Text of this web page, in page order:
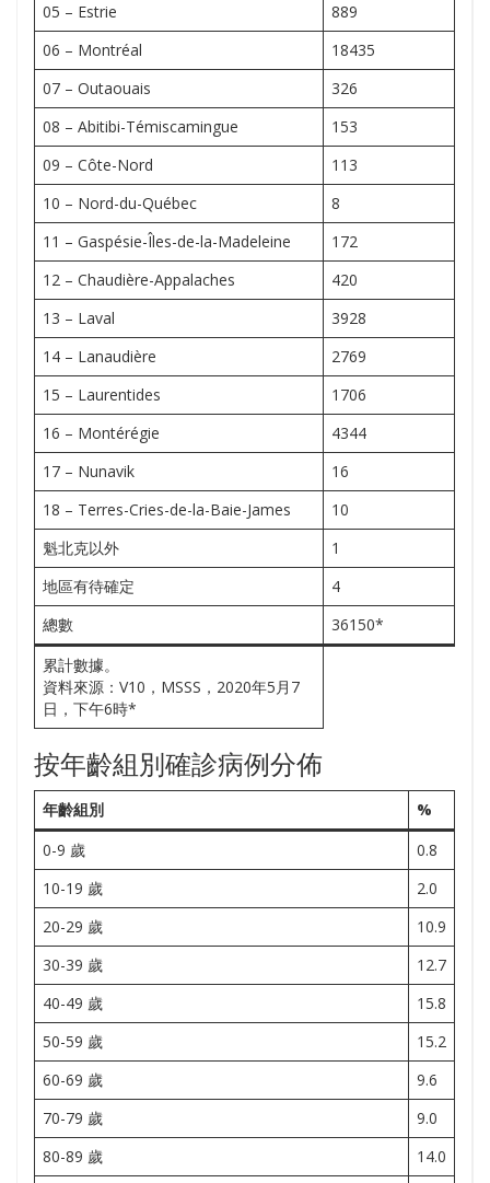
05 – Estrie
889
06 – Montréal
18435
07 – Outaouais
326
08 – Abitibi-Témiscamingue
153
09 – Côte-Nord
113
10 – Nord-du-Québec
8
11 – Gaspésie-Îles-de-la-Madeleine
172
12 – Chaudière-Appalaches
420
13 – Laval
3928
14 – Lanaudière
2769
15 – Laurentides
1706
16 – Montérégie
4344
17 – Nunavik
16
18 – Terres-Cries-de-la-Baie-James
10
魁北克以外
1
地區有待確定
4
總數
36150*
累計數據。
資料來源：V10，MSSS，2020年5月7
日，下午6時*
按年齡組別確診病例分佈
年齡組別
%
0-9 歲
0.8
10-19 歲
2.0
20-29 歲
10.9
30-39 歲
12.7
40-49 歲
15.8
50-59 歲
15.2
60-69 歲
9.6
70-79 歲
9.0
80-89 歲
14.0